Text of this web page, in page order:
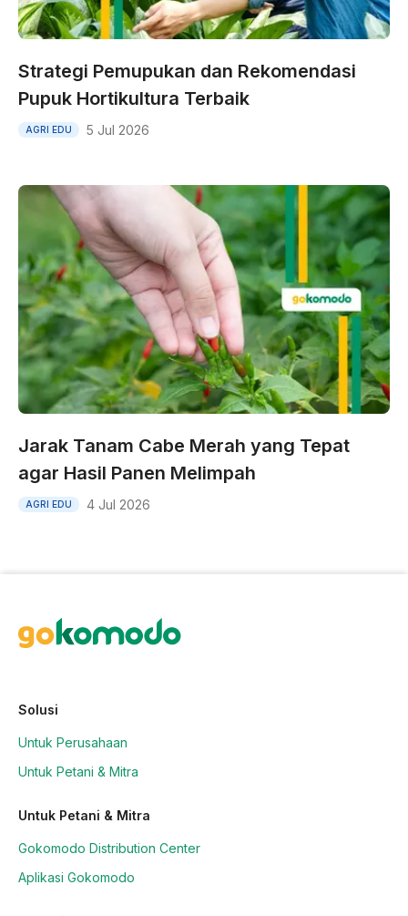
Strategi Pemupukan dan Rekomendasi
Pupuk Hortikultura Terbaik
AGRI EDU 5 Jul 2026
Jarak Tanam Cabe Merah yang Tepat
agar Hasil Panen Melimpah
AGRI EDU 4 Jul 2026
Solusi
Untuk Perusahaan
Untuk Petani & Mitra
Untuk Petani & Mitra
Gokomodo Distribution Center
Aplikasi Gokomodo